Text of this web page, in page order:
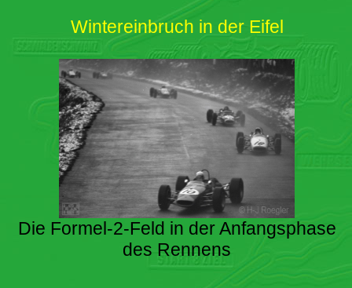
Wintereinbruch in der Eifel
Die Formel-2-Feld in der Anfangsphase
des Rennens